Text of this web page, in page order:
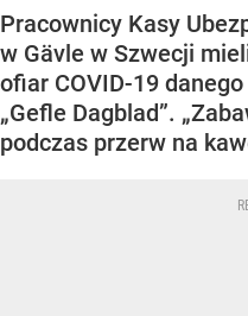
Pracownicy Kasy
w Gävle w Szwecji
ofiar COVID-19
„Gefle Dagblad”.
podczas przerw na